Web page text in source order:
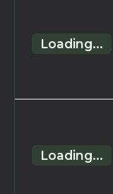
Loading...
Loading...